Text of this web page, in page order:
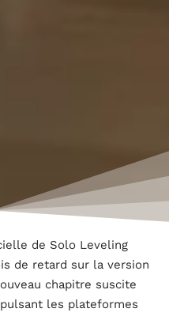
de Solo Leveling
de retard sur la version
chapitre suscite
les plateformes